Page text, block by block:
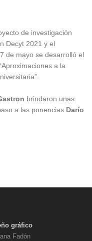
de investigación
Decyt 2021 y el
de mayo se desarrolló el
a la
brindaron unas
a las ponencias Darío
gráfico
Fadón